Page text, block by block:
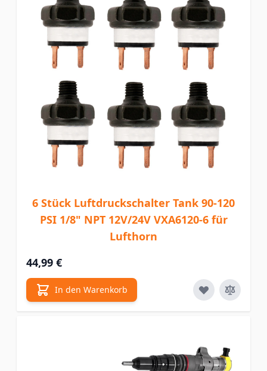
6 Stück Luftdruckschalter Tank 90-120
PSI 1/8" NPT 12V/24V VXA6120-6 für
Lufthorn
44,99 €
In den Warenkorb